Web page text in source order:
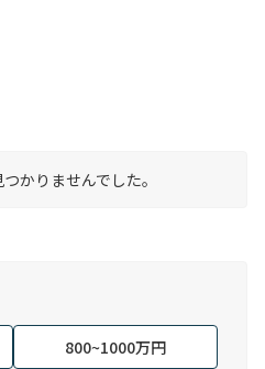
かりませんでした。
800~1000万円